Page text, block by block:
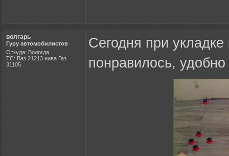
волгарь
Гуру автомобилистов
Откуда: Вологда
ТС: Ваз 21213 нива Газ
31105
Сегодня при
понравилось, удобно